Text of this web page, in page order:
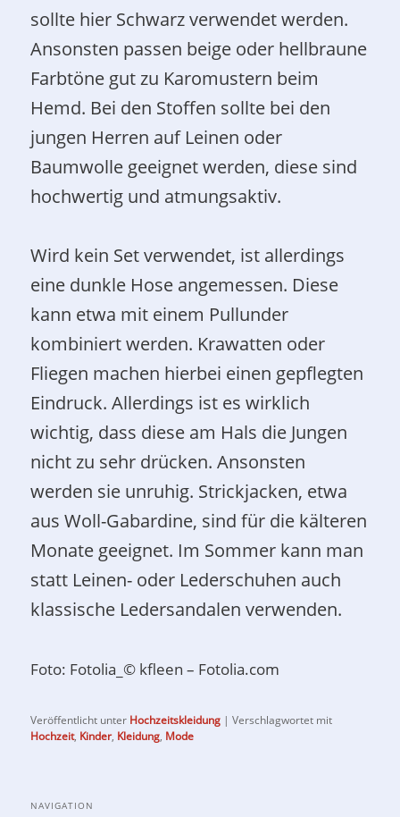
sollte hier Schwarz verwendet werden.
Ansonsten passen beige oder hellbraune
Farbtöne gut zu Karomustern beim
Hemd. Bei den Stoffen sollte bei den
jungen Herren auf Leinen oder
Baumwolle geeignet werden, diese sind
hochwertig und atmungsaktiv.
Wird kein Set verwendet, ist allerdings
eine dunkle Hose angemessen. Diese
kann etwa mit einem Pullunder
kombiniert werden. Krawatten oder
Fliegen machen hierbei einen gepflegten
Eindruck. Allerdings ist es wirklich
wichtig, dass diese am Hals die Jungen
nicht zu sehr drücken. Ansonsten
werden sie unruhig. Strickjacken, etwa
aus Woll-Gabardine, sind für die kälteren
Monate geeignet. Im Sommer kann man
statt Leinen- oder Lederschuhen auch
klassische Ledersandalen verwenden.
Foto: Fotolia_© kfleen – Fotolia.com
Veröffentlicht unter Hochzeitskleidung |Verschlagwortet mit
Hochzeit, Kinder, Kleidung, Mode
NAVIGATION